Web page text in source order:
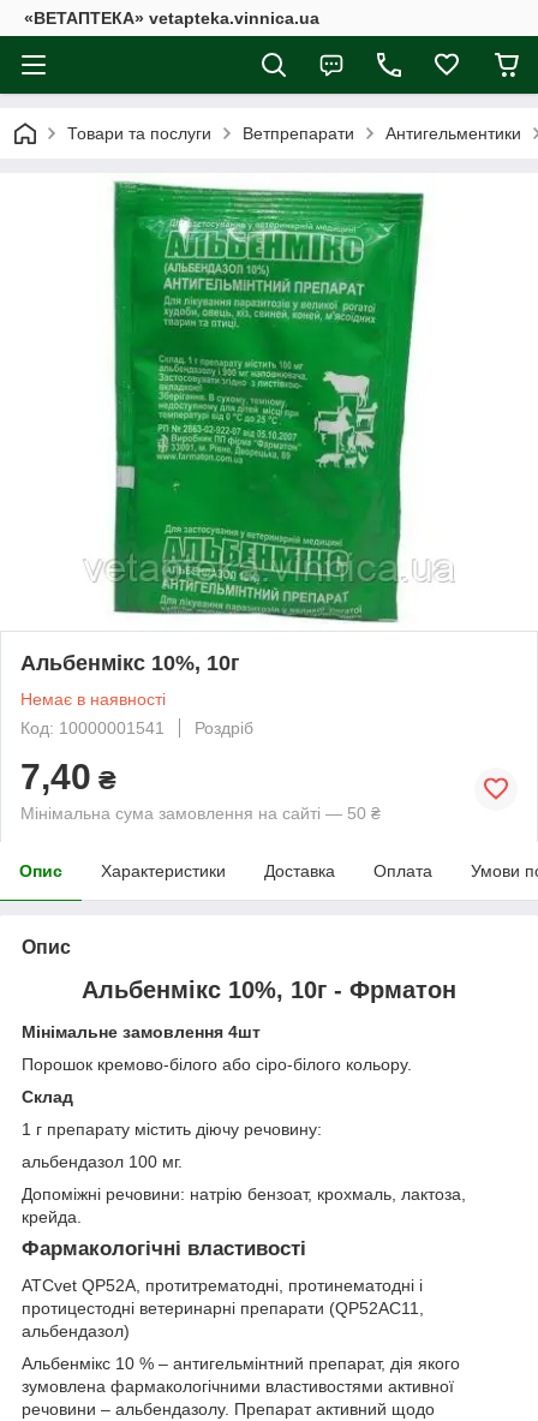
«ВЕТАПТЕКА» vetapteka.vinnica.ua
Товари та послуги Ветпрепарати Антигельментики
Альбенмікс 10%, 10г
Немає в наявності
Код: 10000001541
Роздріб
7,40 ₴
Мінімальна сума замовлення на сайті — 50 ₴
Опис Характеристики Доставка Оплата Умови
Опис
Альбенмікс 10%, 10г - Фрматон
Мінімальне замовлення 4шт
Порошок кремово-білого або сіро-білого кольору.
Склад
1 г препарату містить діючу речовину:
альбендазол 100 мг.
Допоміжні речовини: натрію бензоат, крохмаль, лактоза,
крейда.
Фармакологічні властивості
АТСvet QР52А, протитрематодні, протинематодні і
протицестодні ветеринарні препарати (QР52АС11,
альбендазол)
Альбенмікс 10 % – антигельмінтний препарат, дія якого
зумовлена фармакологічними властивостями активної
речовини – альбендазолу. Препарат активний щодо